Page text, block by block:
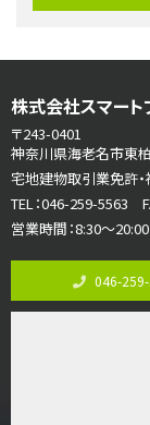
開放感があり日当
第8位
株式会社スマート
〒243-0401
神奈川県海老名市東
宅地建物取引業免許
TEL：046-259-5563
営業時間：8:30～
046-